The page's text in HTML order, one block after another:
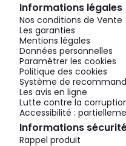
Informations légales
Nos conditions de Vente
Les garanties
Mentions légales
Données personnelles
Paramétrer les cookies
Politique des cookies
Système de
Les avis en ligne
Lutte contre la
Accessibilité :
Informations
Rappel produit